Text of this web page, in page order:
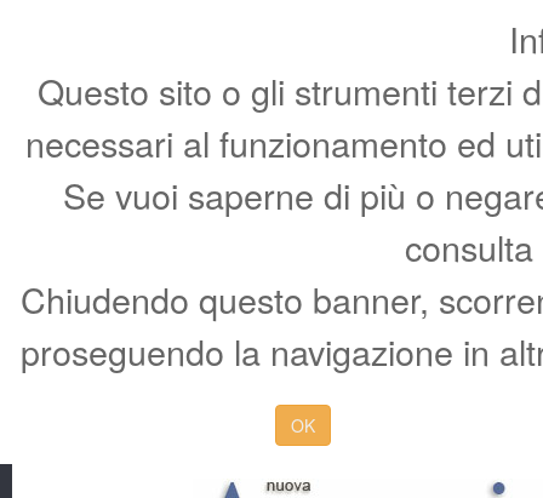
Questo sito o gli strumenti terzi
necessari al funzionamento ed
Se vuoi saperne di più o
Chiudendo questo banner,
proseguendo la navigazione in
OK